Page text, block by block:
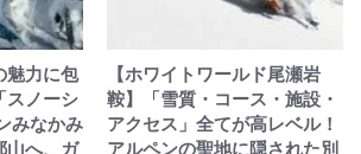
魅力に包
スノーシ
みなかみ
山へ、ガ
【ホワイトワールド尾瀬岩
鞍】「雪質・コース・施設・
アクセス」全てが高レベル！
アルペンの聖地に隠された別